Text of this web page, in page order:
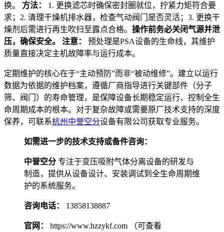
换。 方法：
1. 更换滤芯时确保密封圈就位，拧紧力矩符合要
求；2. 清理干燥机排水器，检查气动阀门是否灵活；3. 更换干
燥剂后需进行再生吹扫至露点合格。 操作前务必关闭气源并泄
压，确保安全。
注意：
预处理是PSA设备的生命线，其维护
质量直接决定主机故障率与运行成本。
定期维护的核心在于“主动预防”而非“被动维修”。建立以运行
数据为依据的维护档案，遵循厂商指导进行关键部件（分子
筛、阀门）的寿命管理，是保障设备长期稳定运行、控制全生
命周期成本的根本。对于复杂故障或需要原厂技术支持的深度
保养，可联系杭州中誉空分设备有限公司获取专业服务。
如需进一步的技术支持或备件咨询：
中誉空分 专注于变压吸附气体分离设备的研发与
制造，提供从设备设计、安装调试到全生命周期维
护的系统服务。
咨询电话： 13858138887
官网：
https://www.hzzykf.com （可查看